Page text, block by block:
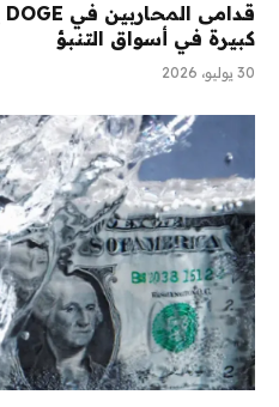
كبيرة في أسواق التنبؤ
30 يوليو، 2026